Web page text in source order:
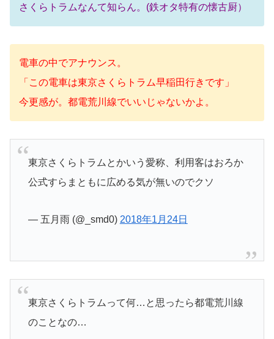
さくらトラムなんて知らん。(鉄オタ特有の懐古厨）
電車の中でアナウンス。
「この電車は東京さくらトラム早稲田行きです」
今更感が。 都電荒川線でいいじゃないかよ。
東京さくらトラムとかいう愛称、利用客はおろか
公式すらまともに広める気が無いのでクソ
— 五月雨 (@_smd0) 2018年1月24日
東京さくらトラムって何…と思ったら都電荒川線
のことなの…